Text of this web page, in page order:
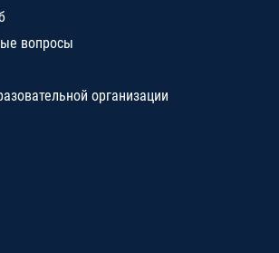
вопросы
организации